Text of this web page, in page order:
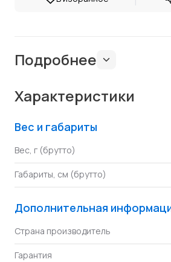
Подробнее
Характеристики
Вес и габариты
Вес, г (брутто)
Габариты, см (брутто)
Дополнительная
Страна производитель
Гарантия